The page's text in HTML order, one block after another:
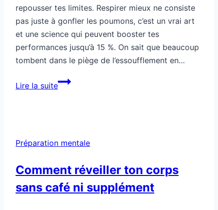
repousser tes limites. Respirer mieux ne consiste
pas juste à gonfler les poumons, c’est un vrai art
et une science qui peuvent booster tes
performances jusqu’à 15 %. On sait que beaucoup
tombent dans le piège de l’essoufflement en…
Lire la suiteComment
les
d’endurance
Préparation mentale
Comment réveiller ton corps
sans café ni supplément